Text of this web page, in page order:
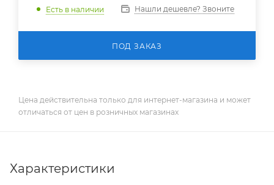
Есть в наличии Нашли дешевле? Звоните
ПОД ЗАКАЗ
Цена действительна только для интернет-магазина и может
отличаться от цен в розничных магазинах
Характеристики